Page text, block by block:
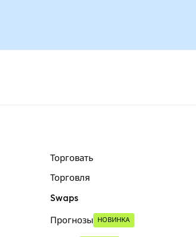
Торговать
Торговля
Swaps
Прогнозы НОВИНКА